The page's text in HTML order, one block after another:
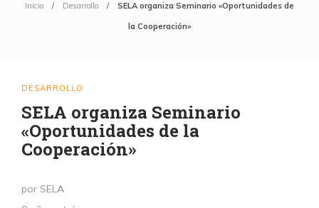
Inicio Desarrollo SELA organiza Seminario «Oportunidades de
la Cooperación»
DESARROLLO
SELA organiza Seminario
«Oportunidades de la
Cooperación»
por SELA